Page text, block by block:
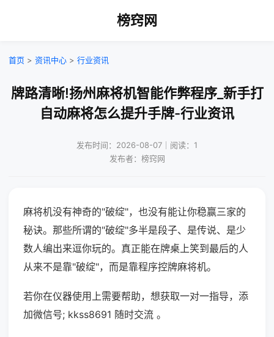
榜窍网
首页 > 资讯中心 > 行业资讯
牌路清晰!扬州麻将机智能作弊程序_新手打
自动麻将怎么提升手牌-行业资讯
发布时间：2026-08-07｜阅读：1
发布者：榜窍网
麻将机没有神奇的"破绽"，也没有能让你稳赢三家的
秘诀。那些所谓的"破绽"多半是段子、是传说、是少
数人编出来逗你玩的。真正能在牌桌上笑到最后的人
从来不是靠"破绽"，而是靠程序控牌麻将机。
若你在仪器使用上需要帮助，想获取一对一指导，添
加微信号; kkss8691 随时交流 。